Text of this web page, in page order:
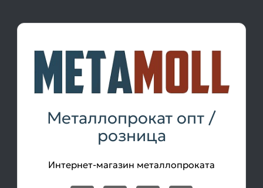
Металлопрокат опт /
розница
Интернет-магазин металлопроката